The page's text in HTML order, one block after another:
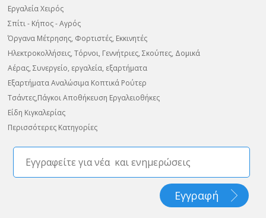
Εργαλεία Χειρός
Σπίτι - Κήπος - Αγρός
Όργανα Μέτρησης, Φορτιστές, Εκκινητές
Ηλεκτροκολλήσεις, Τόρνοι, Γεννήτριες, Σκούπες, Δομικά
Αέρας, Συνεργείο, εργαλεία, εξαρτήματα
Εξαρτήματα Αναλώσιμα Κοπτικά Ρούτερ
Τσάντες,Πάγκοι Αποθήκευση Εργαλειοθήκες
Είδη Κιγκαλερίας
Περισσότερες Κατηγορίες